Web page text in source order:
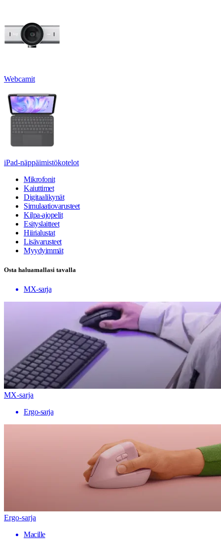
Webcamit
iPad-näppäimistökotelot
Mikrofonit
Kaiuttimet
Digitaalikynät
Simulaatiovarusteet
Kilpa-ajopelit
Esityslaitteet
Hiirialustat
Lisävarusteet
Myydyimmät
Osta haluamallasi tavalla
MX-sarja
MX-sarja
Ergo-sarja
Ergo-sarja
Macille